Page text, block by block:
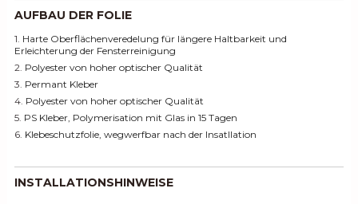
AUFBAU DER FOLIE
1. Harte Oberflächenveredelung für längere Haltbarkeit und
Erleichterung der Fensterreinigung
2. Polyester von hoher optischer Qualität
3. Permant Kleber
4. Polyester von hoher optischer Qualität
5. PS Kleber, Polymerisation mit Glas in 15 Tagen
6. Klebeschutzfolie, wegwerfbar nach der Insatllation
INSTALLATIONSHINWEISE